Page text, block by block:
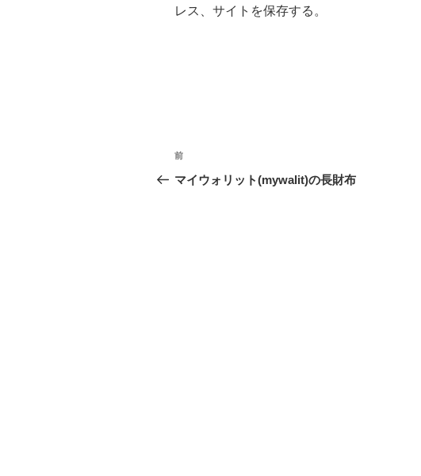
レス、サイトを保存する。
投
稿
前
の
前
マイウォリット(mywalit)の長財布